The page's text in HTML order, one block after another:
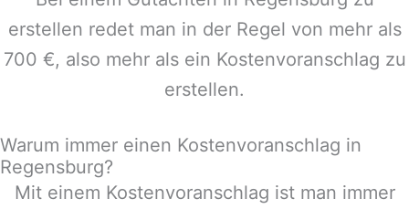
erstellen redet man in der Regel von mehr als
700 €, also mehr als ein Kostenvoranschlag zu
erstellen.
Warum immer einen Kostenvoranschlag in
Regensburg?
Mit einem Kostenvoranschlag ist man immer